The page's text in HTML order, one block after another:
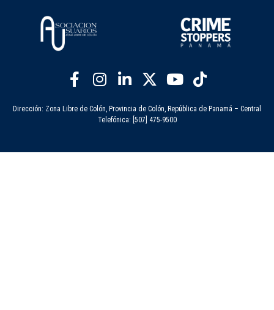
Dirección: Zona Libre de Colón, Provincia de Colón, República de Panamá – Central
Telefónica: [507] 475-9500